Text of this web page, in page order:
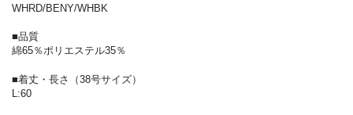
WHRD/BENY/WHBK
■品質
綿65％ポリエステル35％
■着丈・長さ（38号サイズ）
L:60